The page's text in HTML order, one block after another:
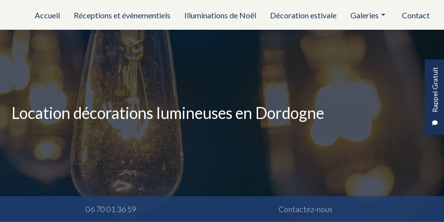
Rappel Gratuit
Accueil
Réceptions et évènementiels Illuminations de Noël Décoration estivale Galeries
Réception et évènementiel
Contact
Location décorations lumineuses en Dordogne
06 70 01 36 59 Contactez-nous